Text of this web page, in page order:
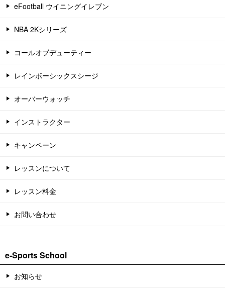
eFootball ウイニングイレブン
NBA 2Kシリーズ
コールオブデューティー
レインボーシックスシージ
オーバーウォッチ
インストラクター
キャンペーン
レッスンについて
レッスン料金
お問い合わせ
e-Sports School
お知らせ